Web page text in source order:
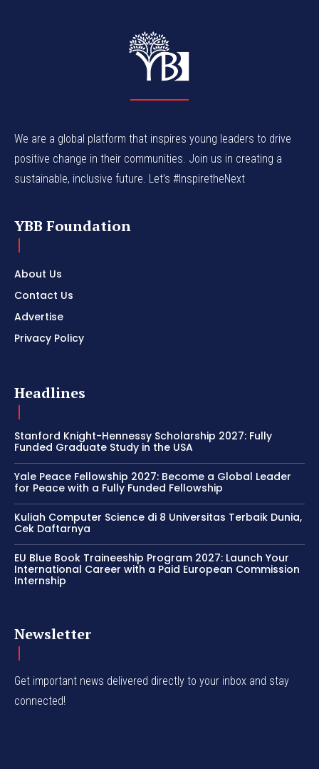
We are a global platform that inspires young leaders to drive
positive change in their communities. Join us in creating a
sustainable, inclusive future. Let’s #InspiretheNext
YBB Foundation
About Us
Contact Us
Advertise
Privacy Policy
Headlines
Stanford Knight-Hennessy Scholarship 2027: Fully
Funded Graduate Study in the USA
Yale Peace Fellowship 2027: Become a Global Leader
for Peace with a Fully Funded Fellowship
Kuliah Computer Science di 8 Universitas Terbaik Dunia,
Cek Daftarnya
EU Blue Book Traineeship Program 2027: Launch Your
International Career with a Paid European Commission
Internship
Newsletter
Get important news delivered directly to your inbox and stay
connected!